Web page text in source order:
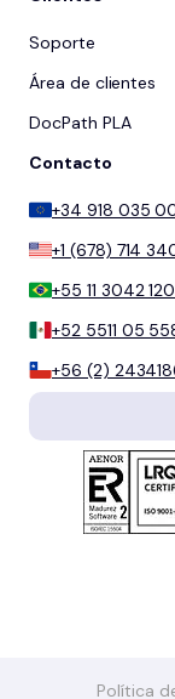
Soporte
Área de clientes
DocPath PLA
Contacto
+34 918 035
+1 (678) 714
+55 11 3042
+52 5511 05
+56 (2)
Política